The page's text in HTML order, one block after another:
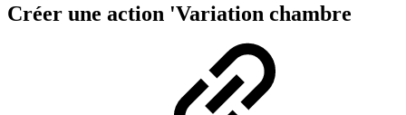
Créer une action 'Variation chambre